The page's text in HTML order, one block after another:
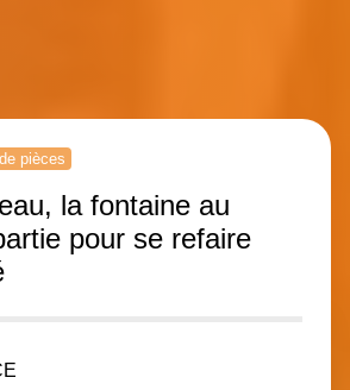
pièces
la fontaine au
pour se refaire